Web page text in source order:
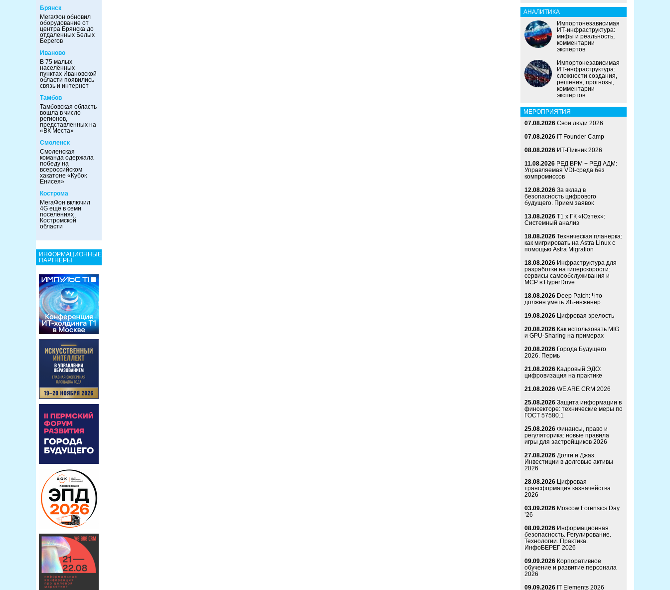
Брянск
МегаФон обновил
оборудование от
центра Брянска до
отдаленных Белых
Берегов
Иваново
В 75 малых
населённых
пунктах Ивановской
области появились
связь и интернет
Тамбов
Тамбовская область
вошла в число
регионов,
представленных на
«ВК Места»
Смоленск
Смоленская
команда одержала
победу на
всероссийском
хакатоне «Кубок
Енисея»
Кострома
МегаФон включил
4G ещё в семи
поселениях
Костромской
области
ИНФОРМАЦИОННЫЕ
ПАРТНЕРЫ
АНАЛИТИКА
Импортонезависимая
ИТ-инфраструктура:
мифы и реальность,
комментарии
экспертов
Импортонезависимая
ИТ-инфраструктура:
сложности создания,
решения, прогнозы,
комментарии
экспертов
МЕРОПРИЯТИЯ
07.08.2026 Свои люди 2026
07.08.2026 IT Founder Camp
08.08.2026 ИТ-Пикник 2026
11.08.2026 РЕД ВРМ + РЕД АДМ:
Управляемая VDI-среда без
компромиссов
12.08.2026 За вклад в
безопасность цифрового
будущего. Прием заявок
13.08.2026 Т1 x ГК «Юзтех»:
Системный анализ
18.08.2026 Техническая планерка:
как мигрировать на Astra Linux с
помощью Astra Migration
18.08.2026 Инфраструктура для
разработки на гиперскорости:
сервисы самообслуживания и
MCP в HyperDrive
18.08.2026 Deep Patch: Что
должен уметь ИБ-инженер
19.08.2026 Цифровая зрелость
20.08.2026 Как использовать MIG
и GPU-Sharing на примерах
20.08.2026 Города Будущего
2026. Пермь
21.08.2026 Кадровый ЭДО:
цифровизация на практике
21.08.2026 WE ARE CRM 2026
25.08.2026 Защита информации в
финсекторе: технические меры по
ГОСТ 57580.1
25.08.2026 Финансы, право и
регуляторика: новые правила
игры для застройщиков 2026
27.08.2026 Долги и Джаз.
Инвестиции в долговые активы
2026
28.08.2026 Цифровая
трансформация казначейства
2026
03.09.2026 Moscow Forensics Day
’26
08.09.2026 Информационная
безопасность. Регулирование.
Технологии. Практика.
ИнфоБЕРЕГ 2026
09.09.2026 Корпоративное
обучение и развитие персонала
2026
09.09.2026 IT Elements 2026